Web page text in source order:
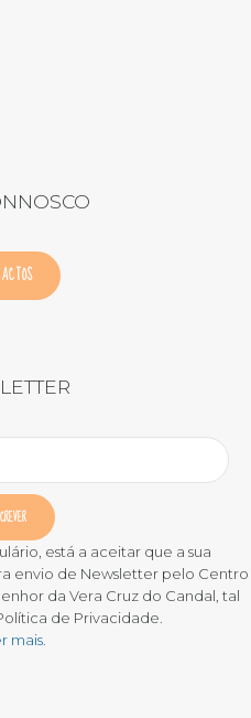
está a aceitar que a sua
envio de Newsletter pelo Centro
da Vera Cruz do Candal, tal
de Privacidade.
mais.